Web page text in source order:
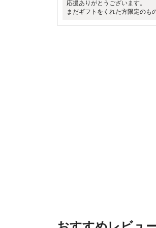
応援ありがとうございます。
まだギフトをくれた方限定の